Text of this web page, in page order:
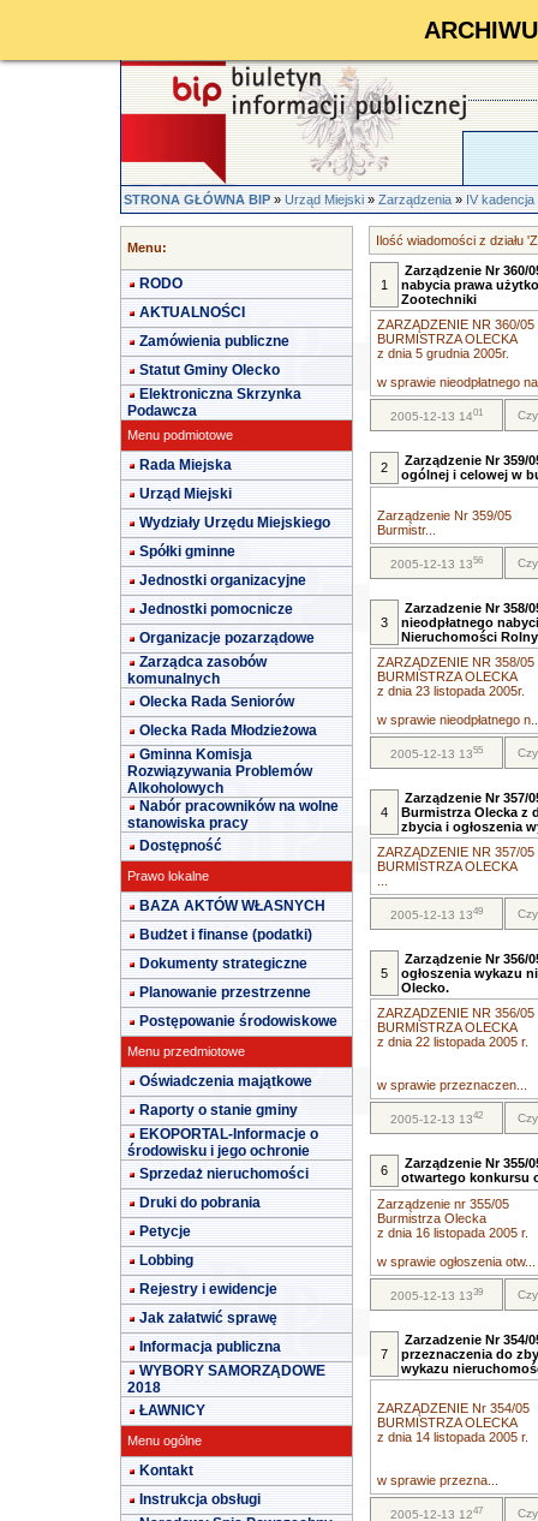
STRONA GŁÓWNA BIP»Urząd Miejski»Zarządzenia»IV kadencja
Menu:
RODO
AKTUALNOŚCI
Zamówienia publiczne
Statut Gminy Olecko
Elektroniczna Skrzynka
Podawcza
Menu podmiotowe
Rada Miejska
Urząd Miejski
Wydziały Urzędu Miejskiego
Spółki gminne
Jednostki organizacyjne
Jednostki pomocnicze
Organizacje pozarządowe
Zarządca zasobów
komunalnych
Olecka Rada Seniorów
Olecka Rada Młodzieżowa
Gminna Komisja
Rozwiązywania Problemów
Alkoholowych
Nabór pracowników na wolne
stanowiska pracy
Dostępność
Prawo lokalne
BAZA AKTÓW WŁASNYCH
Budżet i finanse (podatki)
Dokumenty strategiczne
Planowanie przestrzenne
Postępowanie środowiskowe
Menu przedmiotowe
Oświadczenia majątkowe
Raporty o stanie gminy
EKOPORTAL-Informacje o
środowisku i jego ochronie
Sprzedaż nieruchomości
Druki do pobrania
Petycje
Lobbing
Rejestry i ewidencje
Jak załatwić sprawę
Informacja publiczna
WYBORY SAMORZĄDOWE
2018
ŁAWNICY
Menu ogólne
Kontakt
Instrukcja obsługi
Ilość wiadomości z działu
1
Zarządzenie Nr 360/
nabycia prawa
Zootechniki
ZARZĄDZENIE NR 360/05
BURMISTRZA OLECKA
z dnia 5 grudnia 2005r.
w sprawie nieodpłatnego
2005-12-13 1401
2
Zarządzenie Nr 359/
ogólnej i celowej w
Zarządzenie Nr 359/05
Burmistr...
2005-12-13 1356
3
Zarzadzenie Nr 358/
nieodpłatnego
Nieruchomości
ZARZĄDZENIE NR 358/05
BURMISTRZA OLECKA
z dnia 23 listopada 2005r.
w sprawie nieodpłatnego
2005-12-13 1355
4
Zarządzenie Nr 357/
Burmistrza Olecka z
zbycia i ogłoszenia
ZARZĄDZENIE NR 357/05
BURMISTRZA OLECKA
2005-12-13 1349
5
Zarządzenie Nr 356/
ogłoszenia wykazu
Olecko.
ZARZĄDZENIE NR 356/05
BURMISTRZA OLECKA
z dnia 22 listopada 2005 r.
w sprawie przeznaczen...
2005-12-13 1342
6
Zarządzenie Nr 355/
otwartego konkursu
Zarządzenie nr 355/05
Burmistrza Olecka
z dnia 16 listopada 2005 r.
w sprawie ogłoszenia otw...
2005-12-13 1339
7
Zarzadzenie Nr 354/
przeznaczenia do
wykazu
ZARZĄDZENIE Nr 354/05
BURMISTRZA OLECKA
z dnia 14 listopada 2005 r.
w sprawie przezna...
2005-12-13 1247